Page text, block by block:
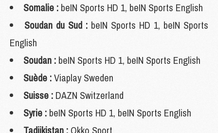
Somalie : beIN Sports HD 1, beIN Sports English
Soudan du Sud : beIN Sports HD 1, beIN Sports
English
Soudan : beIN Sports HD 1, beIN Sports English
Suède :Viaplay Sweden
Suisse : DAZN Switzerland
Syrie : beIN Sports HD 1, beIN Sports English
Tadjikistan : Okko Sport